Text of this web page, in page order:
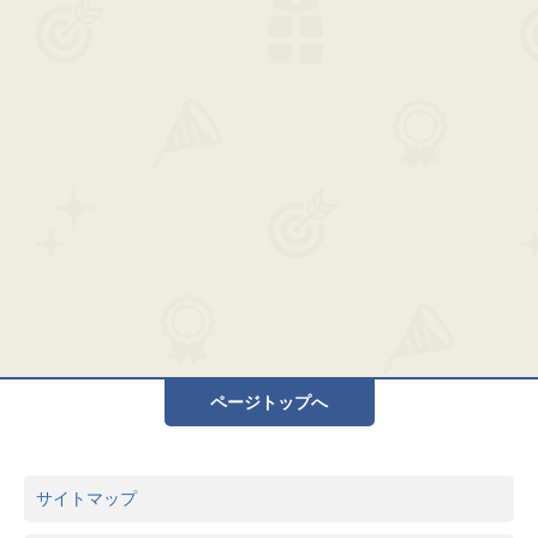
ページトップへ
サイトマップ